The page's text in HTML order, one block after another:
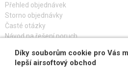
Přehled objednávek
Storno objednávky
Časté otázky
Návod na řešení poruch
PŘIHLAŠ SE K ODBĚRU
Díky souborům cookie pro Vás
lepší airsoftový obchod